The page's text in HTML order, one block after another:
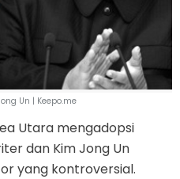
Un | Keepo.me
Utara mengadopsi
dan Kim Jong Un
yang kontroversial.